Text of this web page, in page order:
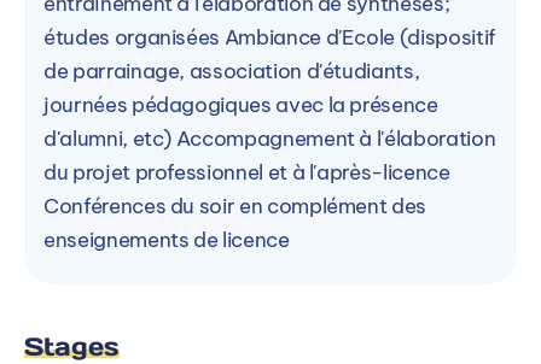
études organisées Ambiance d'Ecole (dispositif
de parrainage, association d'étudiants,
journées pédagogiques avec la présence
d'alumni, etc) Accompagnement à l'élaboration
du projet professionnel et à l'après-licence
Conférences du soir en complément des
enseignements de licence
Stages